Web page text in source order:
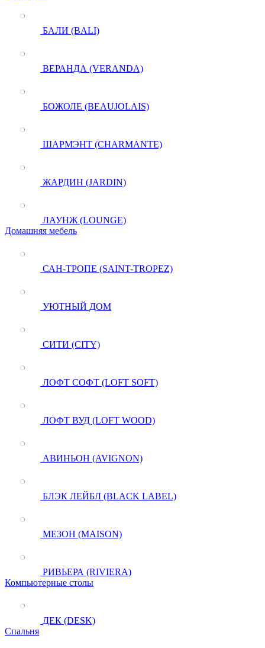
БАЛИ (BALI)
ВЕРАНДА (VERANDA)
БОЖОЛЕ (BEAUJOLAIS)
ШАРМЭНТ (CHARMANTE)
ЖАРДИН (JARDIN)
ЛАУНЖ (LOUNGE)
Домашняя мебель
САН-ТРОПЕ (SAINT-TROPEZ)
УЮТНЫЙ ДОМ
СИТИ (CITY)
ЛОФТ СОФТ (LOFT SOFT)
ЛОФТ ВУД (LOFT WOOD)
АВИНЬОН (AVIGNON)
БЛЭК ЛЕЙБЛ (BLACK LABEL)
МЕЗОН (MAISON)
РИВЬЕРА (RIVIERA)
Компьютерные столы
ДЕК (DESK)
Спальня